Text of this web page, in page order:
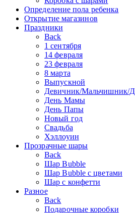
Определение пола ребенка
Открытие магазинов
Праздники
Back
1 сентября
14 февраля
23 февраля
8 марта
Выпускной
Девичник/Мальчишник/
День Мамы
День Папы
Новый год
Свадьба
Хэллоуин
Прозрачные шары
Back
Шар Bubble
Шар Bubble с цветами
Шар с конфетти
Разное
Back
Подарочные коробки